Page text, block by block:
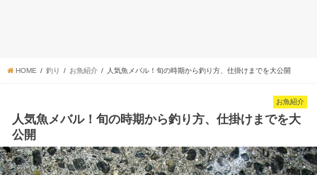
HOME 釣り お魚紹介 人気魚メバル！旬の時期から釣り方、仕掛けまでを大公開
お魚紹介
人気魚メバル！旬の時期から釣り方、仕掛けまでを大
公開